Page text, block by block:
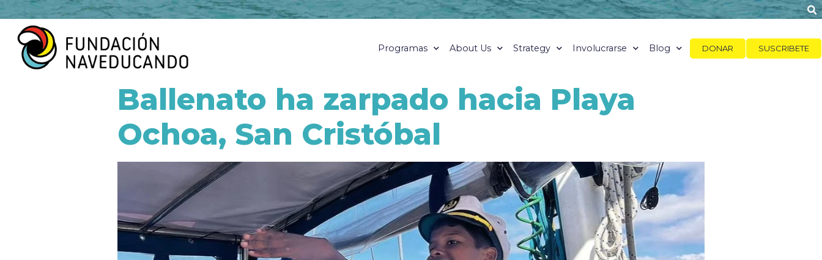
Programas About Us Strategy Involucrarse Blog DONAR SUSCRIBETE
Ballenato ha zarpado hacia Playa
Ochoa, San Cristóbal